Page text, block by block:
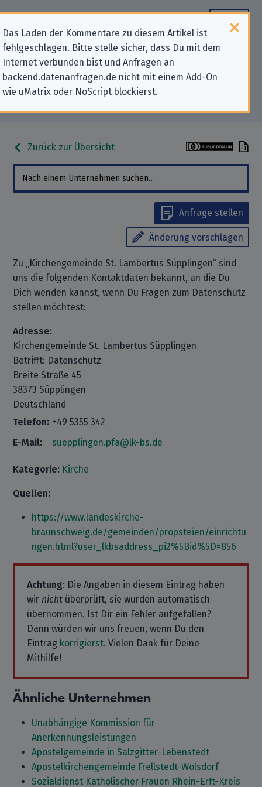
Das Laden der Kommentare zu diesem Artikel ist
fehlgeschlagen. Bitte stelle sicher, dass Du mit dem
Internet verbunden bist und Anfragen an
backend.datenanfragen.de nicht mit einem Add-On
wie uMatrix oder NoScript blockierst.
Datenschutz-Kontaktdaten für
„Kirchengemeinde St. Lambertus
Süpplingen“
Zurück zur Übersicht
Anfrage stellen
Änderung vorschlagen
Zu „Kirchengemeinde St. Lambertus Süpplingen“ sind
uns die folgenden Kontaktdaten bekannt, an die Du
Dich wenden kannst, wenn Du Fragen zum Datenschutz
stellen möchtest:
Adresse:
Kirchengemeinde St. Lambertus Süpplingen
Betrifft: Datenschutz
Breite Straße 45
38373 Süpplingen
Deutschland
Telefon: +49 5355 342
E-Mail:
suepplingen.pfa@lk-bs.de
Kategorie: Kirche
Quellen:
https://www.landeskirche-
braunschweig.de/gemeinden/propsteien/einrichtu
ngen.html?user_lkbsaddress_pi2%5Bid%5D=856
Achtung: Die Angaben in diesem Eintrag haben
wir nicht überprüft, sie wurden automatisch
übernommen. Ist Dir ein Fehler aufgefallen?
Dann würden wir uns freuen, wenn Du den
Eintrag korrigierst. Vielen Dank für Deine
Mithilfe!
Ähnliche Unternehmen
Unabhängige Kommission für
Anerkennungsleistungen
Apostelgemeinde in Salzgitter-Lebenstedt
Apostelkirchengemeinde Frellstedt-Wolsdorf
Sozialdienst Katholischer Frauen Rhein-Erft-Kreis